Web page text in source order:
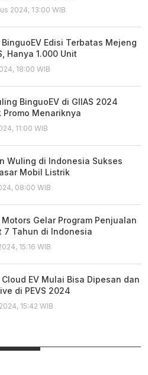
2024, 13:00 WIB
Edisi Terbatas Mejeng
Hanya 1.000 Unit
18:00 WIB
BinguoEV di GIIAS 2024
Promo Menariknya
11:00 WIB
Wuling di Indonesia Sukses
Mobil Listrik
08:00 WIB
Gelar Program Penjualan
7 Tahun di Indonesia
15:16 WIB
EV Mulai Bisa Dipesan dan
di PEVS 2024
15:42 WIB